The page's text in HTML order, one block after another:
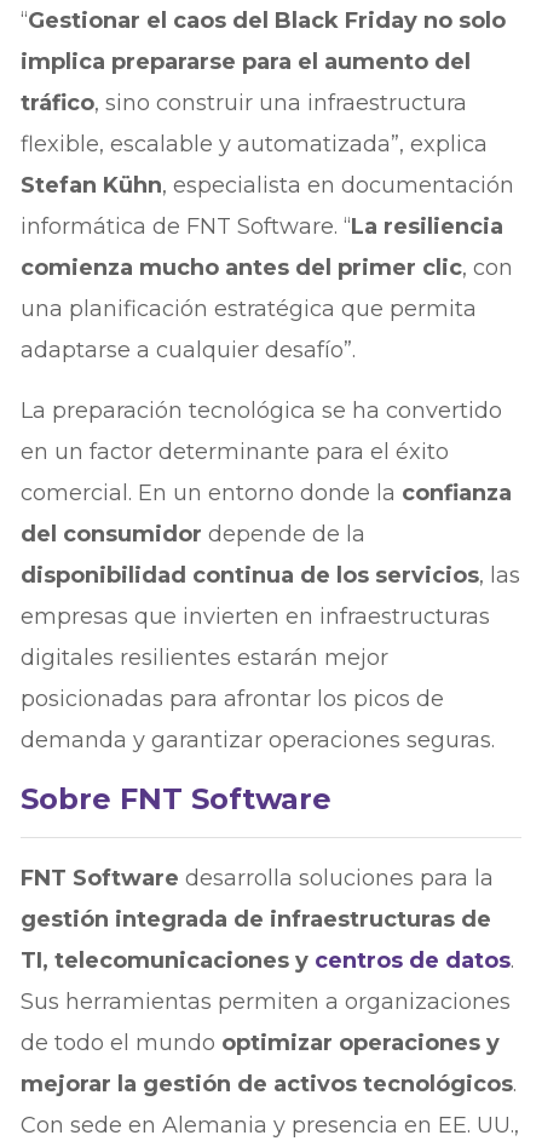
“Gestionar el caos del Black Friday no solo
implica prepararse para el aumento del
tráfico, sino construir una infraestructura
flexible, escalable y automatizada”, explica
Stefan Kühn, especialista en documentación
informática de FNT Software. “La resiliencia
comienza mucho antes del primer clic, con
una planificación estratégica que permita
adaptarse a cualquier desafío”.
La preparación tecnológica se ha convertido
en un factor determinante para el éxito
comercial. En un entorno donde la confianza
del consumidor depende de la
disponibilidad continua de los servicios, las
empresas que invierten en infraestructuras
digitales resilientes estarán mejor
posicionadas para afrontar los picos de
demanda y garantizar operaciones seguras.
Sobre FNT Software
FNT Software desarrolla soluciones para la
gestión integrada de infraestructuras de
TI, telecomunicaciones y centros de datos.
Sus herramientas permiten a organizaciones
de todo el mundo optimizar operaciones y
mejorar la gestión de activos tecnológicos.
Con sede en Alemania y presencia en EE. UU.,